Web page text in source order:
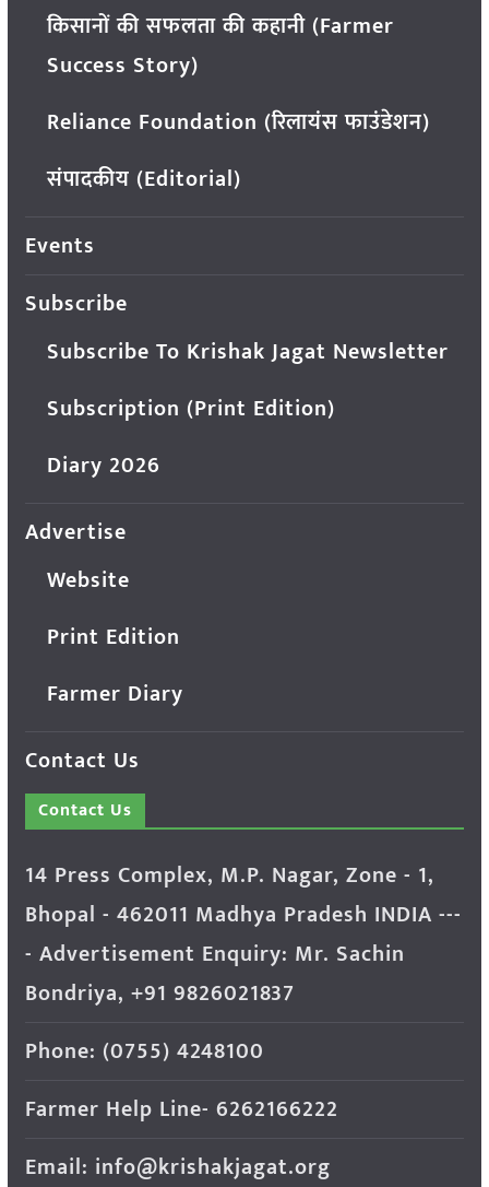
किसानों की सफलता की कहानी (Farmer
Success Story)
Reliance Foundation (रिलायंस फाउंडेशन)
संपादकीय (Editorial)
Events
Subscribe
Subscribe To Krishak Jagat Newsletter
Subscription (Print Edition)
Diary 2026
Advertise
Website
Print Edition
Farmer Diary
Contact Us
Contact Us
14 Press Complex, M.P. Nagar, Zone - 1,
Bhopal - 462011 Madhya Pradesh INDIA ---
- Advertisement Enquiry: Mr. Sachin
Bondriya, +91 9826021837
Phone: (0755) 4248100
Farmer Help Line- 6262166222
Email: info@krishakjagat.org